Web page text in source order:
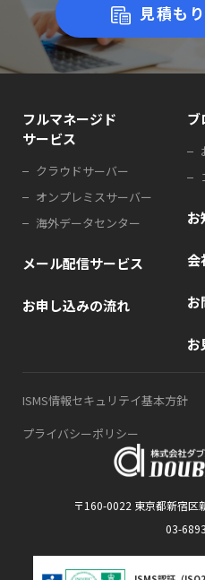
見積も
〒160-0022 東京都新宿区
03-
フルマネージド
サービス
クラウドサーバー
オンプレミスサーバー
海外データセンター
メール配信サービス
お申し込みの流れ
ブ
お
会
お
お
ISMS情報セキュリテイ基本方針
プライバシーポリシー